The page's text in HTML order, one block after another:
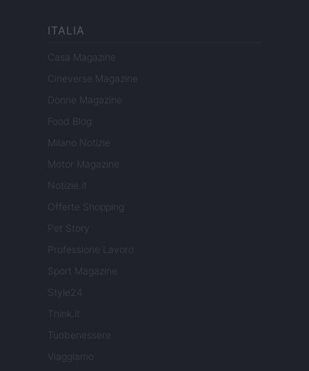
ITALIA
Casa Magazine
Cineverse Magazine
Donne Magazine
Food Blog
Milano Notizie
Motor Magazine
Notizie.it
Offerte Shopping
Pet Story
Professione Lavoro
Sport Magazine
Style24
Think.it
Tuobenessere
Viaggiamo